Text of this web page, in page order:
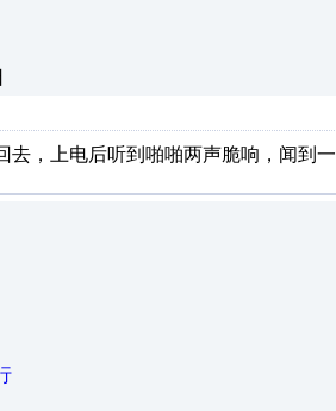
去，上电后听到啪啪两声脆响，闻到